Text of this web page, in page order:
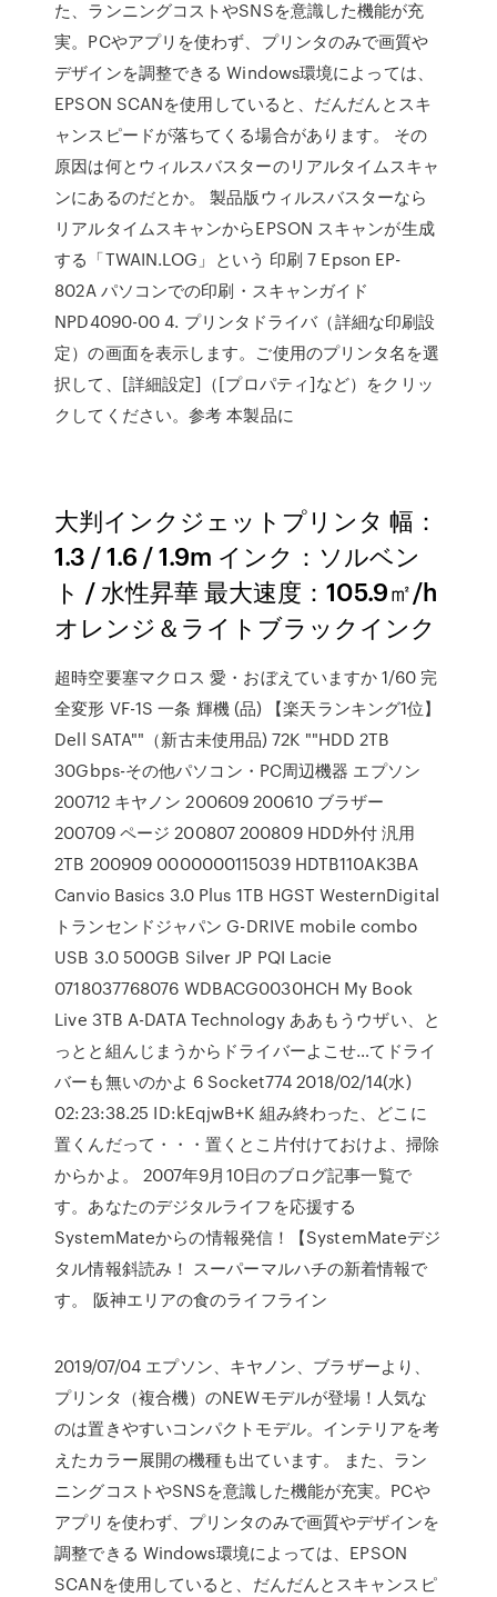
た、ランニングコストやSNSを意識した機能が充
実。PCやアプリを使わず、プリンタのみで画質や
デザインを調整できる Windows環境によっては、
EPSON SCANを使用していると、だんだんとスキ
ャンスピードが落ちてくる場合があります。 その
原因は何とウィルスバスターのリアルタイムスキャ
ンにあるのだとか。 製品版ウィルスバスターなら
リアルタイムスキャンからEPSON スキャンが生成
する「TWAIN.LOG」という 印刷 7 Epson EP-
802A パソコンでの印刷・スキャンガイド
NPD4090-00 4. プリンタドライバ（詳細な印刷設
定）の画面を表示します。ご使用のプリンタ名を選
択して、[詳細設定]（[プロパティ]など）をクリッ
クしてください。参考 本製品に
大判インクジェットプリンタ 幅：
1.3 / 1.6 / 1.9m インク：ソルベン
ト / 水性昇華 最大速度：105.9㎡/h
オレンジ＆ライトブラックインク
超時空要塞マクロス 愛・おぼえていますか 1/60 完
全変形 VF-1S 一条 輝機 (品) 【楽天ランキング1位】
Dell SATA""（新古未使用品) 72K ""HDD 2TB
30Gbps-その他パソコン・PC周辺機器 エプソン
200712 キヤノン 200609 200610 ブラザー
200709 ページ 200807 200809 HDD外付 汎用
2TB 200909 0000000115039 HDTB110AK3BA
Canvio Basics 3.0 Plus 1TB HGST WesternDigital
トランセンドジャパン G-DRIVE mobile combo
USB 3.0 500GB Silver JP PQI Lacie
0718037768076 WDBACG0030HCH My Book
Live 3TB A-DATA Technology ああもうウザい、と
っとと組んじまうからドライバーよこせ…てドライ
バーも無いのかよ 6 Socket774 2018/02/14(水)
02:23:38.25 ID:kEqjwB+K 組み終わった、どこに
置くんだって・・・置くとこ片付けておけよ、掃除
からかよ。 2007年9月10日のブログ記事一覧で
す。あなたのデジタルライフを応援する
SystemMateからの情報発信！【SystemMateデジ
タル情報斜読み！ スーパーマルハチの新着情報で
す。 阪神エリアの食のライフライン
2019/07/04 エプソン、キヤノン、ブラザーより、
プリンタ（複合機）のNEWモデルが登場！人気な
のは置きやすいコンパクトモデル。インテリアを考
えたカラー展開の機種も出ています。 また、ラン
ニングコストやSNSを意識した機能が充実。PCや
アプリを使わず、プリンタのみで画質やデザインを
調整できる Windows環境によっては、EPSON
SCANを使用していると、だんだんとスキャンスピ